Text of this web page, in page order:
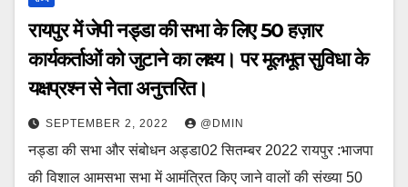
रायपुर में जेपी नड्डा की सभा के लिए 50 हज़ार
कार्यकर्ताओं को जुटाने का लक्ष्य। पर मूलभूत सुविधा के
यक्षप्रश्न से नेता अनुत्तरित।
SEPTEMBER 2, 2022 @DMIN
नड्डा की सभा और संबोधन अड्डा02 सितम्बर 2022 रायपुर :भाजपा
की विशाल आमसभा सभा में आमंत्रित किए जाने वालों की संख्या 50